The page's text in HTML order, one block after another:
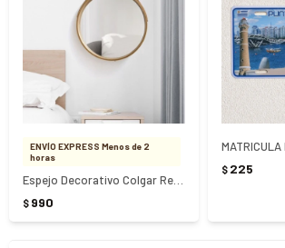
ENVÍO EXPRESS Menos de 2
horas
$ 990
$ 225